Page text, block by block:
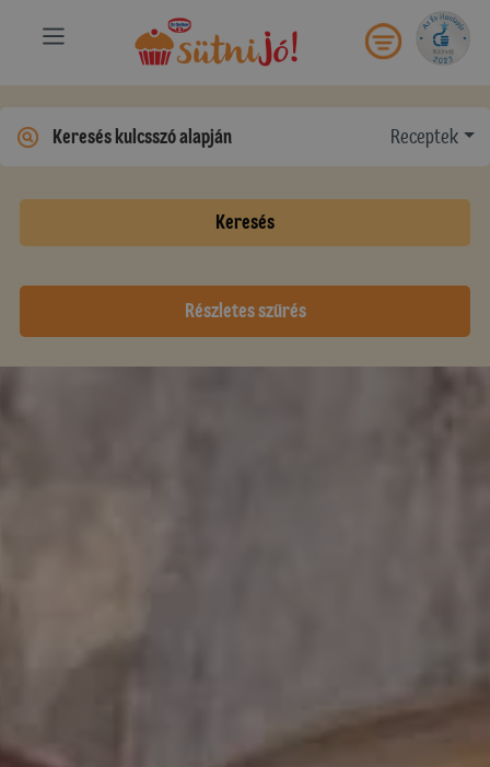
Receptek
Keresés
Részletes szűrés